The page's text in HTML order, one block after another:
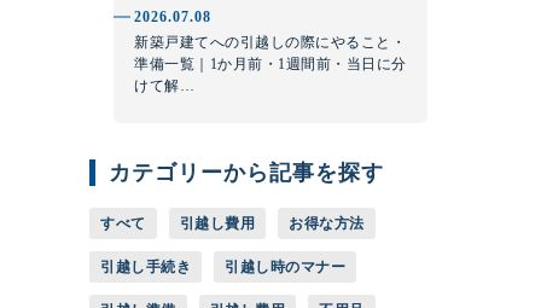
2026.07.08
新築戸建てへの引越しの際にやること・
準備一覧｜1か月前・1週間前・当日に分
けて解…
カテゴリーから記事を探す
すべて 引越し費用 お得な方法
引越し手続き 引越し時のマナー